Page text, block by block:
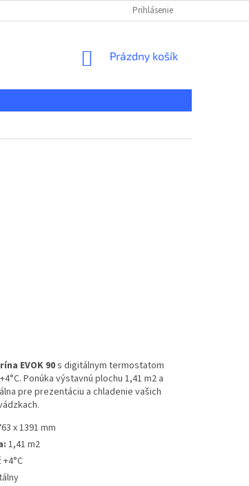
DOPRAVA A PLATBA
Prihlásenie
NÁKUPNÝ
Prázdny košík
EVOK 90s digitálnym termostatom
Ponúka výstavnú plochu 1,41 m2 a
pre prezentáciu a chladenie vašich
x 1391 mm
1,41 m2
+4°C